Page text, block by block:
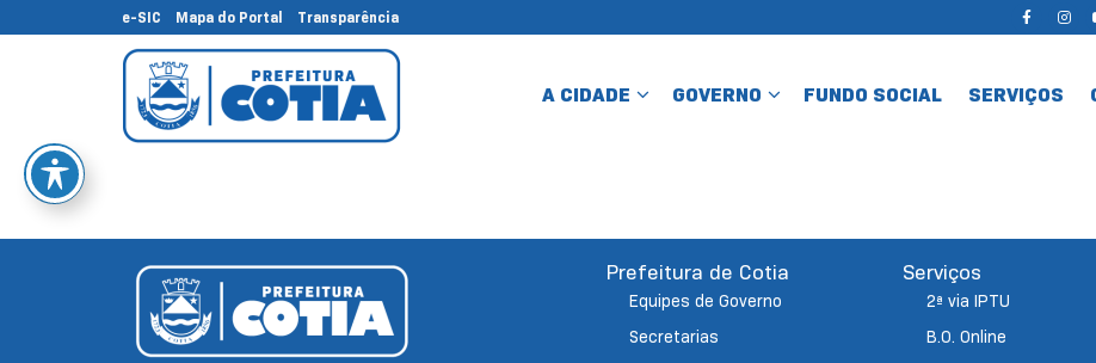
e-SIC Mapa do Portal Transparência
A CIDADE GOVERNO FUNDO SOCIAL SERVIÇOS
Prefeitura de Cotia
Equipes de Governo
Secretarias
Serviços
2ª via IPTU
B.O. Online